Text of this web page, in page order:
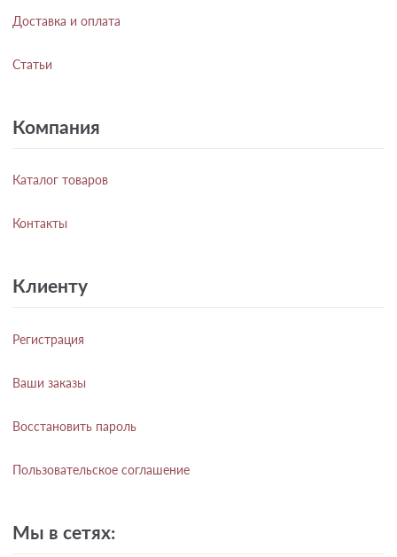
Доставка и оплата
Статьи
Компания
Каталог товаров
Контакты
Клиенту
Регистрация
Ваши заказы
Восстановить пароль
Пользовательское соглашение
Мы в сетях: